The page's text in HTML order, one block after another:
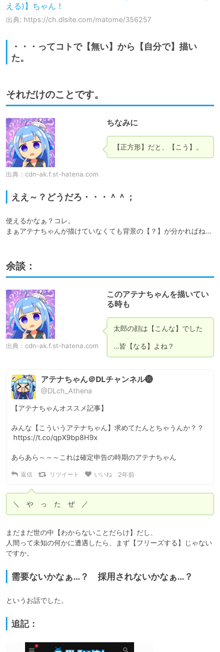
える)】ちゃん！
出典: https://ch.dlsite.com/matome/356257
・・・ってコトで【無い】から【自分で】描い
た。
それだけのことです。
出典： cdn-ak.f.st-hatena.com
ちなみに
【正方形】だと、【こう】。
ええ～？どうだろ・・・＾＾；
使えるかなぁ？コレ。
まぁアテナちゃんが描けていなくても背景の【？】が分かればね…
余談：
出典： cdn-ak.f.st-hatena.com
このアテナちゃんを描いてい
る時も
太郎の顔は【こんな】でした
…皆【なる】よね？
アテナちゃん＠DLチャンネル⓲
@DLch_Athena
【アテナちゃんオススメ記事】
みんな【こういうアテナちゃん】求めてたんとちゃうんか？？
あらあら～～～これは確定申告の時期のアテナちゃん
返信 リツイート いいね 2年前
＼　や　っ　た　ぜ　／
まだまだ世の中【わからないことだらけ】だし、
人間って未知の何かに遭遇したら、まず【フリーズする】じゃない
ですか。
需要ないかなぁ…？ 採用されないかなぁ…？
というお話でした。
追記：